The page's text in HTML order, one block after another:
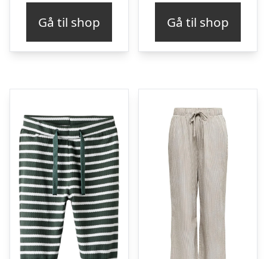
Gå til shop Gå til shop